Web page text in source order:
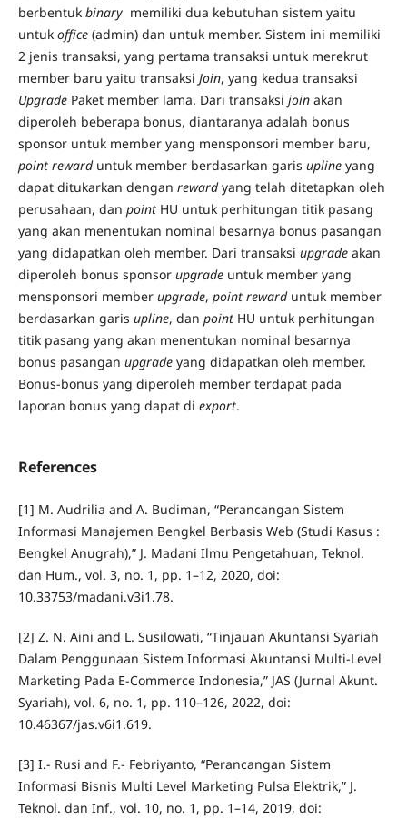
berbentuk binarymemiliki dua kebutuhan sistem yaitu
untuk office(admin) dan untuk member. Sistem ini memiliki
2 jenis transaksi, yang pertama transaksi untuk merekrut
member baru yaitu transaksi Join, yang kedua transaksi
UpgradePaket member lama. Dari transaksi joinakan
diperoleh beberapa bonus, diantaranya adalah bonus
sponsor untuk member yang mensponsori member baru,
point rewarduntuk member berdasarkan garis uplineyang
dapat ditukarkan dengan rewardyang telah ditetapkan oleh
perusahaan, dan pointHU untuk perhitungan titik pasang
yang akan menentukan nominal besarnya bonus pasangan
yang didapatkan oleh member. Dari transaksi upgradeakan
diperoleh bonus sponsor upgradeuntuk member yang
mensponsori member upgrade, point rewarduntuk member
berdasarkan garis upline, dan pointHU untuk perhitungan
titik pasang yang akan menentukan nominal besarnya
bonus pasangan upgradeyang didapatkan oleh member.
Bonus-bonus yang diperoleh member terdapat pada
laporan bonus yang dapat di export.
References
[1] M. Audrilia and A. Budiman, “Perancangan Sistem
Informasi Manajemen Bengkel Berbasis Web (Studi Kasus :
Bengkel Anugrah),” J. Madani Ilmu Pengetahuan, Teknol.
dan Hum., vol. 3, no. 1, pp. 1–12, 2020, doi:
10.33753/madani.v3i1.78.
[2] Z. N. Aini and L. Susilowati, “Tinjauan Akuntansi Syariah
Dalam Penggunaan Sistem Informasi Akuntansi Multi-Level
Marketing Pada E-Commerce Indonesia,” JAS (Jurnal Akunt.
Syariah), vol. 6, no. 1, pp. 110–126, 2022, doi:
10.46367/jas.v6i1.619.
[3] I.- Rusi and F.- Febriyanto, “Perancangan Sistem
Informasi Bisnis Multi Level Marketing Pulsa Elektrik,” J.
Teknol. dan Inf., vol. 10, no. 1, pp. 1–14, 2019, doi: